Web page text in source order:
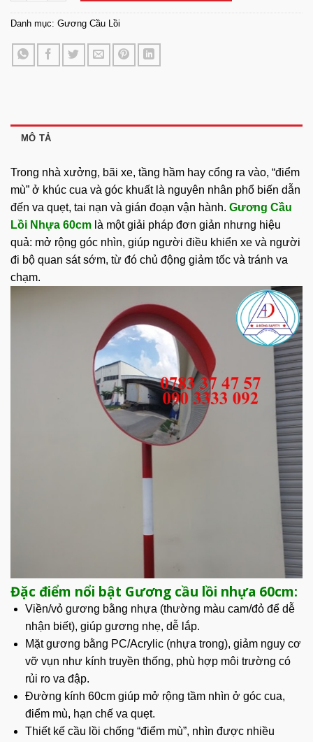
Danh mục: Gương Cầu Lồi
MÔ TẢ
Trong nhà xưởng, bãi xe, tầng hầm hay cổng ra vào, “điểm
mù” ở khúc cua và góc khuất là nguyên nhân phổ biến dẫn
đến va quẹt, tai nạn và gián đoạn vận hành. Gương Cầu
Lồi Nhựa 60cm là một giải pháp đơn giản nhưng hiệu
quả: mở rộng góc nhìn, giúp người điều khiển xe và người
đi bộ quan sát sớm, từ đó chủ động giảm tốc và tránh va
chạm.
Đặc điểm nổi bật Gương cầu lồi nhựa 60cm:
Viền/vỏ gương bằng nhựa (thường màu cam/đỏ để dễ
nhận biết), giúp gương nhẹ, dễ lắp.
Mặt gương bằng PC/Acrylic(nhựa trong), giảm nguy cơ
vỡ vụn như kính truyền thống, phù hợp môi trường có
rủi ro va đập.
Đường kính 60cm giúp mở rộng tầm nhìn ở góc cua,
điểm mù, hạn chế va quẹt.
Thiết kế cầu lồi chống “điểm mù”, nhìn được nhiều